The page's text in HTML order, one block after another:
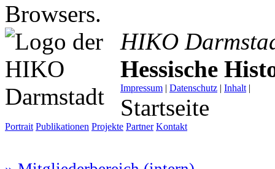
Browsers.
HIKO
Hessische
Impressum | Datenschutz | Inhalt |
Startseite
Portrait Publikationen Projekte Partner Kontakt